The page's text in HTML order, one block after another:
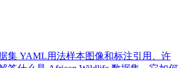
集 YAML用法样本图像和标注引用、许